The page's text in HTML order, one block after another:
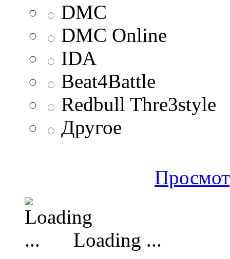
DMC
DMC Online
IDA
Beat4Battle
Redbull Thre3style
Другое
Loading ...